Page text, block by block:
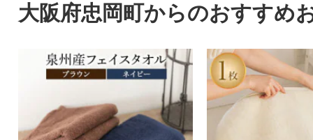
大阪府忠岡町からのおすすめ